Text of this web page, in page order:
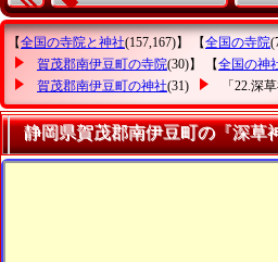
【全国の寺院と神社(157,167)】 【全国の寺院
賀茂郡南伊豆町の寺院(30)】 【全国の神
賀茂郡南伊豆町の神社(31) 「22.深
静岡県賀茂郡南伊豆町の『深草